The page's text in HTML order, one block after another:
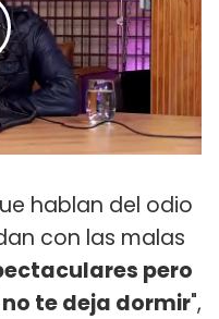
hablan del odio
con las malas
pero
te deja dormir",